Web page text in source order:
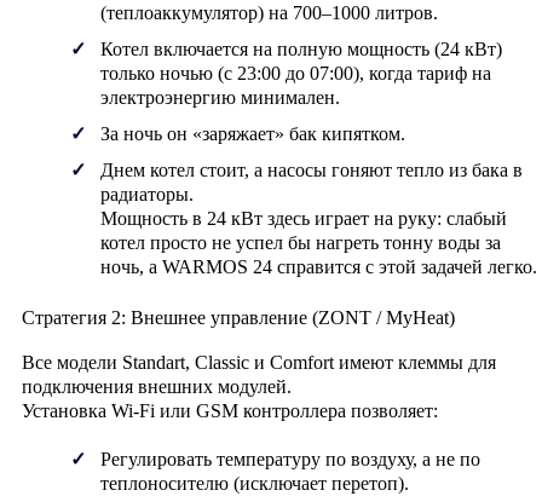
(теплоаккумулятор) на 700–1000 литров.
Котел включается на полную мощность (24 кВт)
только ночью (с 23:00 до 07:00), когда тариф на
электроэнергию минимален.
За ночь он «заряжает» бак кипятком.
Днем котел стоит, а насосы гоняют тепло из бака в
радиаторы.
Мощность в 24 кВт здесь играет на руку: слабый
котел просто не успел бы нагреть тонну воды за
ночь, а WARMOS 24 справится с этой задачей легко.
Стратегия 2: Внешнее управление (ZONT / MyHeat)
Все модели Standart, Classic и Comfort имеют клеммы для
подключения внешних модулей.
Установка Wi-Fi или GSM контроллера позволяет:
Регулировать температуру по воздуху, а не по
теплоносителю (исключает перетоп).